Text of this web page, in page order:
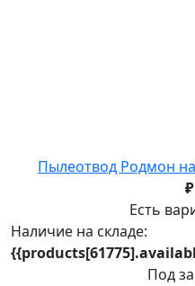
Пылеотвод Родмон
₽
Есть
Наличие на складе:
Под